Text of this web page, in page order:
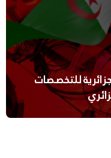
للتخصصات